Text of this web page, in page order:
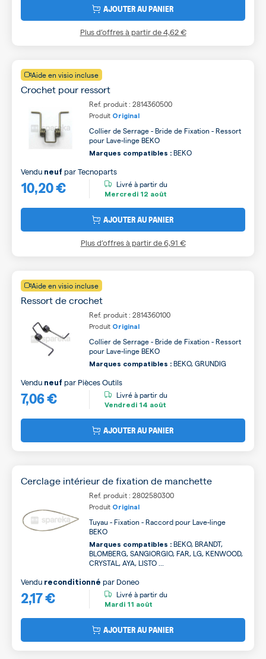
AJOUTER AU PANIER
Plus d’offres à partir de4,62 €
Aide en visio incluse
Crochet pour ressort
Ref. produit : 2814360500
Produit Original
Collier de Serrage - Bride de Fixation - Ressort
pour Lave-linge BEKO
Marques compatibles : BEKO
10,20 €
Vendu neuf parTecnoparts
Livré à partir du
Mercredi 12 août
AJOUTER AU PANIER
Plus d’offres à partir de6,91 €
Aide en visio incluse
Ressort de crochet
Ref. produit : 2814360100
Produit Original
Collier de Serrage - Bride de Fixation - Ressort
pour Lave-linge BEKO
Marques compatibles : BEKO, GRUNDIG
7,06 €
Vendu neuf par Pièces Outils
Livré à partir du
Vendredi 14 août
AJOUTER AU PANIER
Cerclage intérieur de fixation de manchette
Ref. produit : 2802580300
Produit Original
Tuyau - Fixation - Raccord pour Lave-linge
BEKO
Marques compatibles : BEKO, BRANDT,
BLOMBERG, SANGIORGIO, FAR, LG, KENWOOD,
CRYSTAL, AYA, LISTO ...
2,17 €
Vendu reconditionné par Doneo
Livré à partir du
Mardi 11 août
AJOUTER AU PANIER